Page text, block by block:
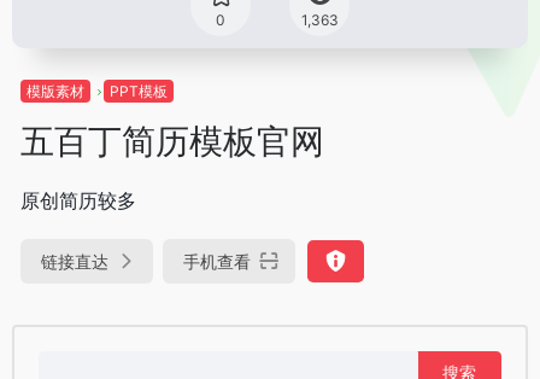
0 1,363
模版素材 PPT模板
五百丁简历模板官网
原创简历较多
链接直达 手机查看